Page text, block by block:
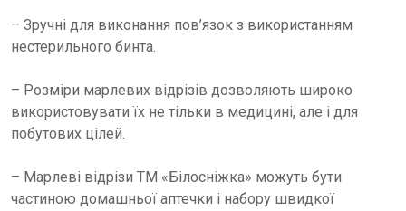
– Зручні для виконання пов’язок з використанням
нестерильного бинта.
– Розміри марлевих відрізів дозволяють широко
використовувати їх не тільки в медицині, але і для
побутових цілей.
– Марлеві відрізи ТМ «Білосніжка» можуть бути
частиною домашньої аптечки і набору швидкої